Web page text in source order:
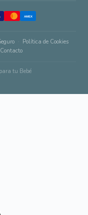
AMEX
Política de Cookies
Contacto
tu Bebé